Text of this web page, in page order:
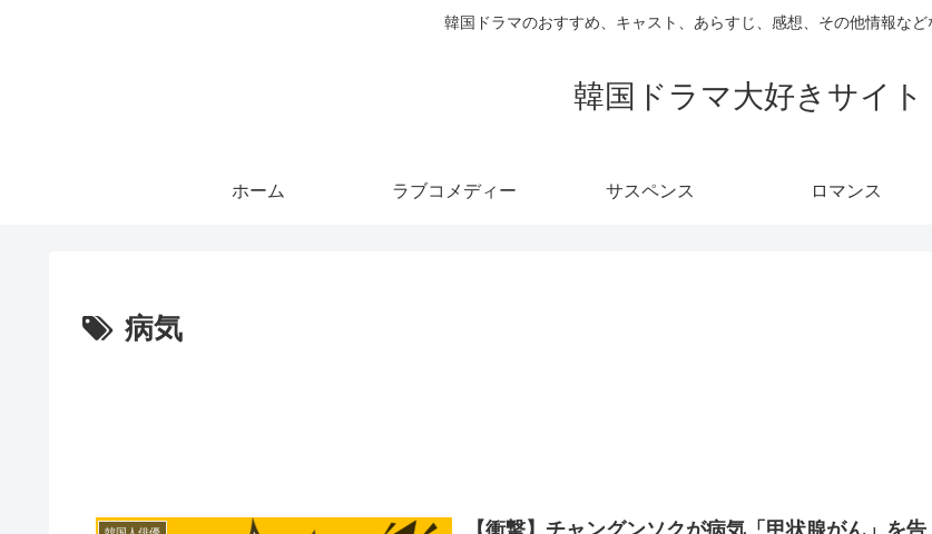
韓国ドラマのおすすめ、キャスト、あらすじ、感想、その他情報など
韓国ドラマ大好きサイト
ホーム ラブコメディー サスペンス ロマンス
病気